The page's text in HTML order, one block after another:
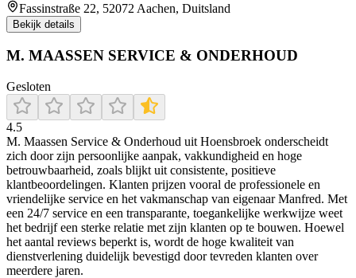
Fassinstraße 22, 52072 Aachen, Duitsland
Bekijk details
M. MAASSEN SERVICE & ONDERHOUD
Gesloten
4.5
M. Maassen Service & Onderhoud uit Hoensbroek onderscheidt
zich door zijn persoonlijke aanpak, vakkundigheid en hoge
betrouwbaarheid, zoals blijkt uit consistente, positieve
klantbeoordelingen. Klanten prijzen vooral de professionele en
vriendelijke service en het vakmanschap van eigenaar Manfred. Met
een 24/7 service en een transparante, toegankelijke werkwijze weet
het bedrijf een sterke relatie met zijn klanten op te bouwen. Hoewel
het aantal reviews beperkt is, wordt de hoge kwaliteit van
dienstverlening duidelijk bevestigd door tevreden klanten over
meerdere jaren.